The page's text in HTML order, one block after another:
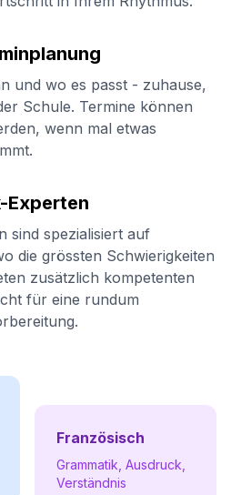
und wo es passt - zuhause,
Schule. Termine können
wenn mal etwas
Experten
sind spezialisiert auf
die grössten Schwierigkeiten
zusätzlich kompetenten
für eine rundum
Französisch
Grammatik, Ausdruck,
Verständnis